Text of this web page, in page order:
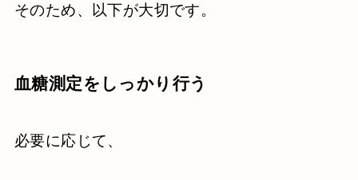
そのため、以下が大切です。
血糖測定をしっかり行う
必要に応じて、